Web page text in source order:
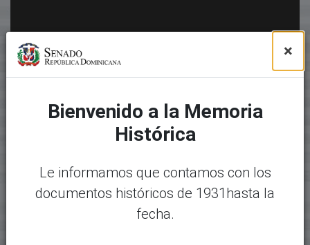
×
Bienvenido a la Memoria
Histórica
Le informamos que contamos con los
documentos históricos de 1931hasta la
fecha.